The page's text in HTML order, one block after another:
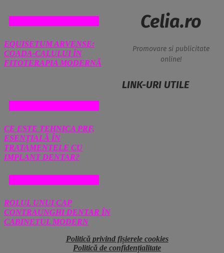
EQUISETUM ARVENSE:
COADA-CALULUI ÎN
FITOTERAPIA MODERNĂ
CE ESTE TEHNICA PRF,
ESENȚIALĂ ÎN
TRATAMENTELE CU
IMPLANT DENTAR?
ROLUL UNUI CAP
CONTRAUNGHI DENTAR ÎN
CABINETUL MODERN
Celia.ro
Promovare si publicitate
online!
LINK-URI UTILE
Politică privind fișierele cookies
Politică de confidențialitate